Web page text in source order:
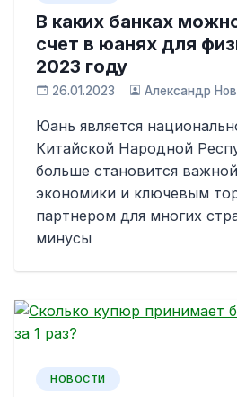
В каких банках
счет в юанях для
2023 году
26.01.2023 Александр
Юань является
Китайской Народной
больше становится
экономики и ключевым
партнером для многих
минусы
НОВОСТИ